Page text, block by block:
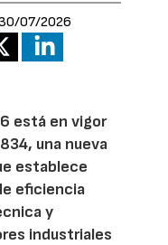
07/2026
está en vigor
una nueva
establece
eficiencia
y
industriales